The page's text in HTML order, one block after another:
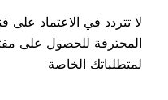
لا تتردد في الاعتماد
المحترفة للحصول على
لمتطلباتك الخاصة